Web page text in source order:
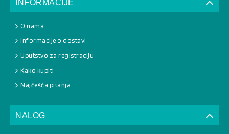
INFORMACIJE
O nama
Informacije o dostavi
Uputstvo za registraciju
Kako kupiti
Najčešća pitanja
NALOG